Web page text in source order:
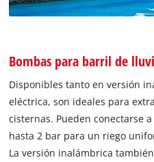
Bombas para barril de
Disponibles tanto en versión
eléctrica, son ideales para
cisternas. Pueden conectarse
hasta 2 bar para un riego
La versión inalámbrica